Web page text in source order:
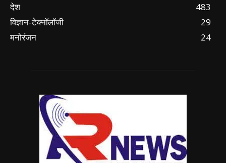
देश
483
विज्ञान-टेक्नॉलॉजी
29
मनोरंजन
24